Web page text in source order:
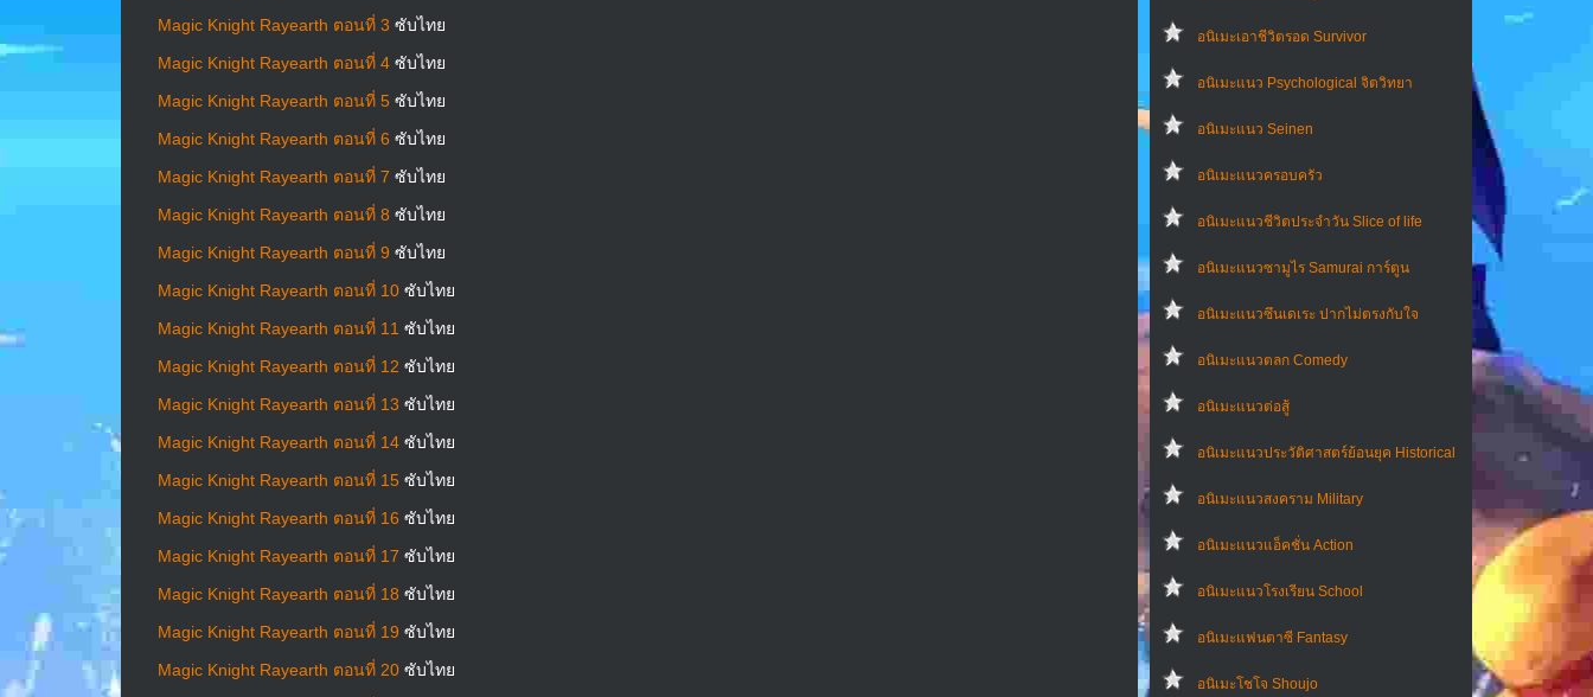
อนิเมะเอาชีวิตรอด Survivor
อนิเมะแนว Psychological จิตวิทยา
อนิเมะแนว Seinen
อนิเมะแนวครอบครัว
อนิเมะแนวชีวิตประจําวัน Slice of life
อนิเมะแนวซามูไร Samurai การ์ตูน
อนิเมะแนวซึนเดเระ ปากไม่ตรงกับใจ
อนิเมะแนวตลก Comedy
อนิเมะแนวต่อสู้
อนิเมะแนวประวัติศาสตร์ย้อนยุค Historical
อนิเมะแนวสงคราม Military
อนิเมะแนวแอ็คชั่น Action
อนิเมะแนวโรงเรียน School
อนิเมะแฟนตาซี Fantasy
อนิเมะโชโจ Shoujo
Magic Knight Rayearth ตอนที่ 3 ซับไทย
Magic Knight Rayearth ตอนที่ 4 ซับไทย
Magic Knight Rayearth ตอนที่ 5 ซับไทย
Magic Knight Rayearth ตอนที่ 6 ซับไทย
Magic Knight Rayearth ตอนที่ 7 ซับไทย
Magic Knight Rayearth ตอนที่ 8 ซับไทย
Magic Knight Rayearth ตอนที่ 9 ซับไทย
Magic Knight Rayearth ตอนที่ 10 ซับไทย
Magic Knight Rayearth ตอนที่ 11 ซับไทย
Magic Knight Rayearth ตอนที่ 12 ซับไทย
Magic Knight Rayearth ตอนที่ 13 ซับไทย
Magic Knight Rayearth ตอนที่ 14 ซับไทย
Magic Knight Rayearth ตอนที่ 15 ซับไทย
Magic Knight Rayearth ตอนที่ 16 ซับไทย
Magic Knight Rayearth ตอนที่ 17 ซับไทย
Magic Knight Rayearth ตอนที่ 18 ซับไทย
Magic Knight Rayearth ตอนที่ 19 ซับไทย
Magic Knight Rayearth ตอนที่ 20 ซับไทย